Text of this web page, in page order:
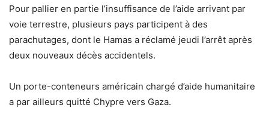
Pour pallier en partie l’insuffisance de l’aide arrivant par
voie terrestre, plusieurs pays participent à des
parachutages, dont le Hamas a réclamé jeudi l’arrêt après
deux nouveaux décès accidentels.
Un porte-conteneurs américain chargé d’aide humanitaire
a par ailleurs quitté Chypre vers Gaza.